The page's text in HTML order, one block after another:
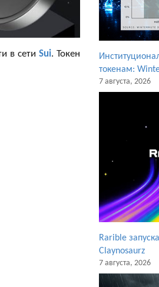
в сетиSui. Токен
токенам:
7 августа, 2026
Rarible
Claynosaurz
7 августа, 2026